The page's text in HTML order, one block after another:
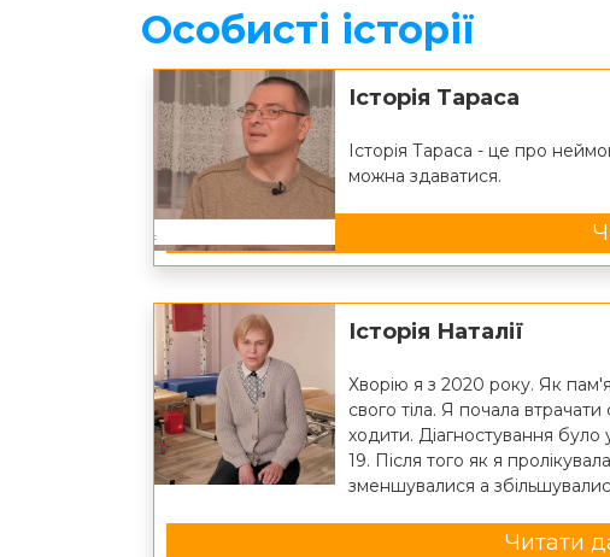
Особисті історії
Історія Тараса
Історія Тараса - це про
можна здаватися.
Історія Наталії
Хворію я з 2020 року. Як
свого тіла. Я почала
ходити. Діагностування
19. Після того як я
зменшувалися а
Читати